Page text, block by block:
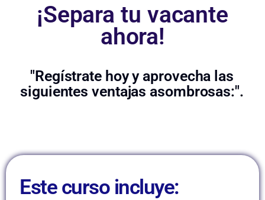
¡Separa tu vacante
ahora!
"Regístrate hoy y aprovecha las
siguientes ventajas asombrosas:".
Este curso incluye: